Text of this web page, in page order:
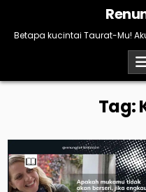
content
Betapa kucintai Taurat-Mu!
Tag: